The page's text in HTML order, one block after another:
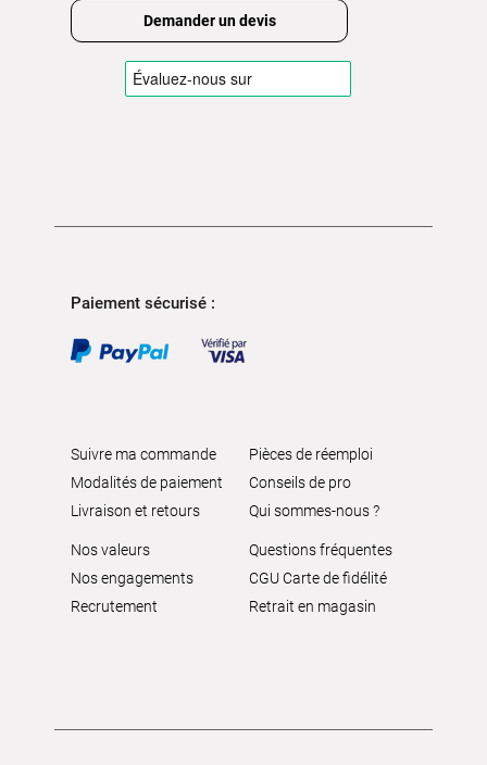
Demander un devis
Paiement sécurisé :
Suivre ma commande
Modalités de paiement
Livraison et retours
Pièces de réemploi
Conseils de pro
Qui sommes-nous ?
Nos valeurs
Nos engagements
Recrutement
Questions fréquentes
CGU Carte de fidélité
Retrait en magasin